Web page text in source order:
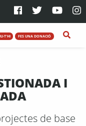
T'HI FES UNA DONACIÓ
I
de base